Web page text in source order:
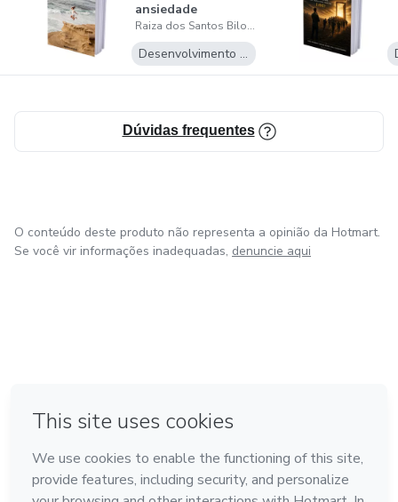
ansiedade
Raiza dos Santos Biloria Oliveira
Desenvolvimento Pessoal
Dúvidas frequentes
O conteúdo deste produto não representa a opinião da Hotmart.
Se você vir informações inadequadas, denuncie aqui
Feito com ❤ na Cidade do México